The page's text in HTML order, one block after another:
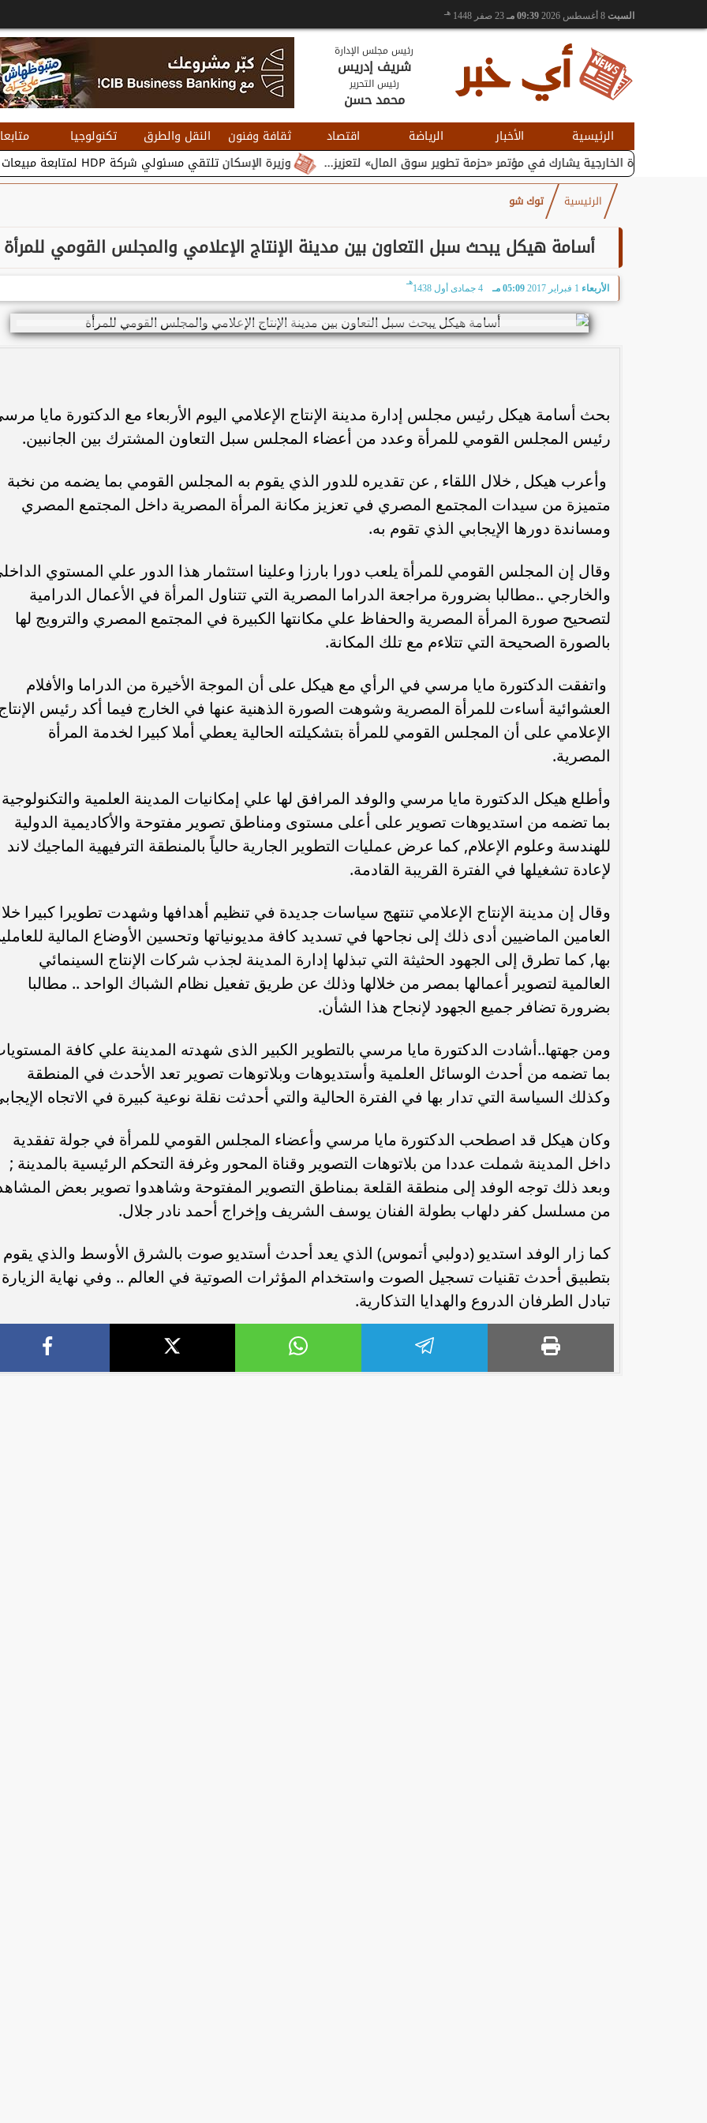
السبت 09:39 مـ 23 صفر 1448 هـ
رئيس مجلس الإدارة
شريف إدريس
رئيس التحرير
محمد حسن
الرئيسية الأخبار الرياضة اقتصاد ثقافة وفنون النقل والطرق تكنولوجيا
وزيرة الإسكان تلتقي مسئولي شركة HDP لمتابعة مبيعات وتسويق مشروعات المدن الجديدة... والتجارة الخارجية يشارك في مؤتمر «حزمة تطوير سوق المال» لتعزيز...
الرئيسية توك شو
أسامة هيكل يبحث سبل التعاون بين مدينة الإنتاج الإعلامي والمجلس القومي للمرأة
الأربعاء 05:09 مـ 4 جمادى أول 1438
هـ
بحث أسامة هيكل رئيس مجلس إدارة مدينة الإنتاج الإعلامي اليوم الأربعاء مع الدكتورة مايا
رئيس المجلس القومي للمرأة وعدد من أعضاء المجلس سبل التعاون المشترك بين الجانبين.
وأعرب هيكل , خلال اللقاء , عن تقديره للدور الذي يقوم به المجلس القومي بما يضمه من نخبة
متميزة من سيدات المجتمع المصري في تعزيز مكانة المرأة المصرية داخل المجتمع المصري
ومساندة دورها الإيجابي الذي تقوم به.
وقال إن المجلس القومي للمرأة يلعب دورا بارزا وعلينا استثمار هذا الدور علي المستوي
والخارجي ..مطالبا بضرورة مراجعة الدراما المصرية التي تتناول المرأة في الأعمال الدرامية
لتصحيح صورة المرأة المصرية والحفاظ علي مكانتها الكبيرة في المجتمع المصري والترويج لها
بالصورة الصحيحة التي تتلاءم مع تلك المكانة.
واتفقت الدكتورة مايا مرسي في الرأي مع هيكل على أن الموجة الأخيرة من الدراما والأفلام
العشوائية أساءت للمرأة المصرية وشوهت الصورة الذهنية عنها في الخارج فيما أكد رئيس
الإعلامي على أن المجلس القومي للمرأة بتشكيلته الحالية يعطي أملا كبيرا لخدمة المرأة
المصرية.
وأطلع هيكل الدكتورة مايا مرسي والوفد المرافق لها علي إمكانيات المدينة العلمية والتكنولوجية
بما تضمه من استديوهات تصوير على أعلى مستوى ومناطق تصوير مفتوحة والأكاديمية الدولية
للهندسة وعلوم الإعلام, كما عرض عمليات التطوير الجارية حالياً بالمنطقة الترفيهية الماجيك لاند
لإعادة تشغيلها في الفترة القريبة القادمة.
وقال إن مدينة الإنتاج الإعلامي تنتهج سياسات جديدة في تنظيم أهدافها وشهدت تطويرا كبيرا
العامين الماضيين أدى ذلك إلى نجاحها في تسديد كافة مديونياتها وتحسين الأوضاع المالية
بها, كما تطرق إلى الجهود الحثيثة التي تبذلها إدارة المدينة لجذب شركات الإنتاج السينمائي
العالمية لتصوير أعمالها بمصر من خلالها وذلك عن طريق تفعيل نظام الشباك الواحد .. مطالبا
بضرورة تضافر جميع الجهود لإنجاح هذا الشأن.
ومن جهتها..أشادت الدكتورة مايا مرسي بالتطوير الكبير الذى شهدته المدينة علي كافة
بما تضمه من أحدث الوسائل العلمية وأستديوهات وبلاتوهات تصوير تعد الأحدث في المنطقة
وكذلك السياسة التي تدار بها في الفترة الحالية والتي أحدثت نقلة نوعية كبيرة في الاتجاه
وكان هيكل قد اصطحب الدكتورة مايا مرسي وأعضاء المجلس القومي للمرأة في جولة تفقدية
داخل المدينة شملت عددا من بلاتوهات التصوير وقناة المحور وغرفة التحكم الرئيسية بالمدينة ;
وبعد ذلك توجه الوفد إلى منطقة القلعة بمناطق التصوير المفتوحة وشاهدوا تصوير بعض
من مسلسل كفر دلهاب بطولة الفنان يوسف الشريف وإخراج أحمد نادر جلال.
كما زار الوفد استديو (دولبي أتموس) الذي يعد أحدث أستديو صوت بالشرق الأوسط والذي يقوم
بتطبيق أحدث تقنيات تسجيل الصوت واستخدام المؤثرات الصوتية في العالم .. وفي نهاية الزيارة
تبادل الطرفان الدروع والهدايا التذكارية.
رئيس الوزراء : زيادة مخصصات الإنفاق
على الصحة والتعليم و”تكافل” و”كرامة”
محمد إمام يكتب .. ”رمضان المحبة
والسلام ”
الكاتب الصحفي محمد إمام يكتب..
”حافظوا علي مصر”